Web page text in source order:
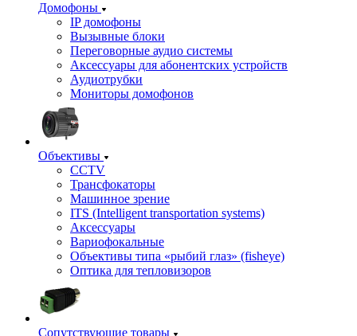
Домофоны
IP домофоны
Вызывные блоки
Переговорные аудио системы
Аксессуары для абонентских устройств
Аудиотрубки
Мониторы домофонов
Объективы
CCTV
Трансфокаторы
Машинное зрение
ITS (Intelligent transportation systems)
Аксессуары
Вариофокальные
Объективы типа «рыбий глаз» (fisheye)
Оптика для тепловизоров
Сопутствующие товары